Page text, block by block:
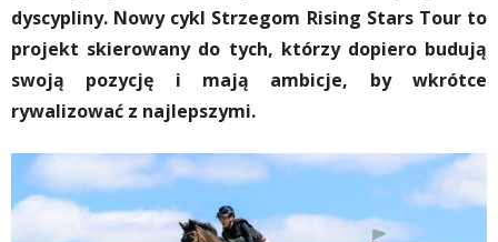
dyscypliny. Nowy cykl Strzegom Rising Stars Tour to
projekt skierowany do tych, którzy dopiero budują
swoją pozycję i mają ambicje, by wkrótce
rywalizować z najlepszymi.